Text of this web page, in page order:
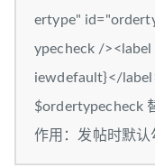
ertype"
ypecheck /
iewdefault}</
$ordertypecheck
作用：发帖时默